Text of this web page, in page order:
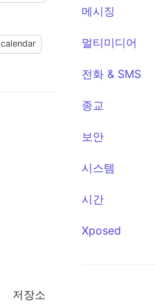
calendar
메시징
멀티미디어
전화 & SMS
종교
보안
시스템
시간
Xposed
저장소